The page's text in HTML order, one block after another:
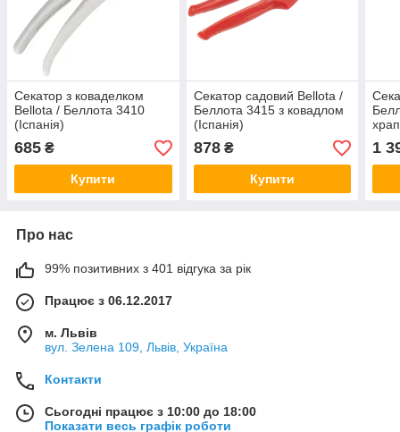
Секатор з коваделком
Bellota / Беллота 3410
(Іспанія)
685 ₴
Купити
Секатор садовий Bellota /
Беллота 3415 з ковадлом
(Іспанія)
878₴
Купити
1
Про нас
99% позитивних з 401 відгука за рік
Працює з 06.12.2017
м. Львів
вул. Зелена 109, Львів, Україна
Контакти
Сьогодні працює з 10:00 до 18:00
Показати весь графік роботи